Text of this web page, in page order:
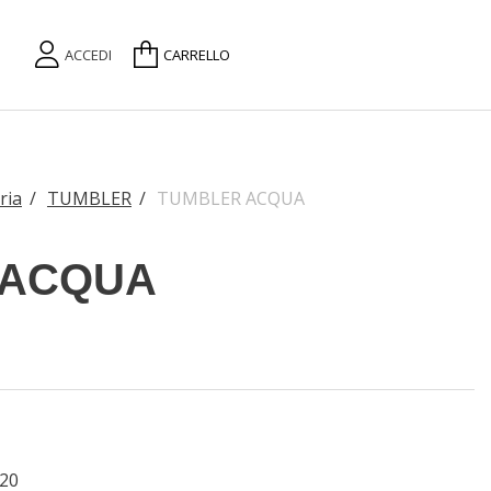
ACCEDI CARRELLO
/ TUMBLER / TUMBLER ACQUA
20